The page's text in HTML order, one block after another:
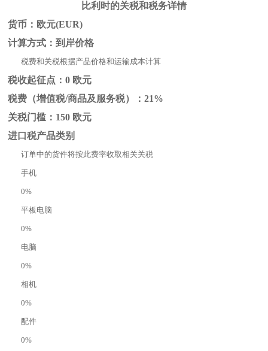
比利时的关税和税务详情
货币：欧元(EUR)
计算方式：到岸价格
税费和关税根据产品价格和运输成本计算
税收起征点：0 欧元
税费（增值税/商品及服务税）：21%
关税门槛：150 欧元
进口税产品类别
订单中的货件将按此费率收取相关关税
手机
0%
平板电脑
0%
电脑
0%
相机
0%
配件
0%